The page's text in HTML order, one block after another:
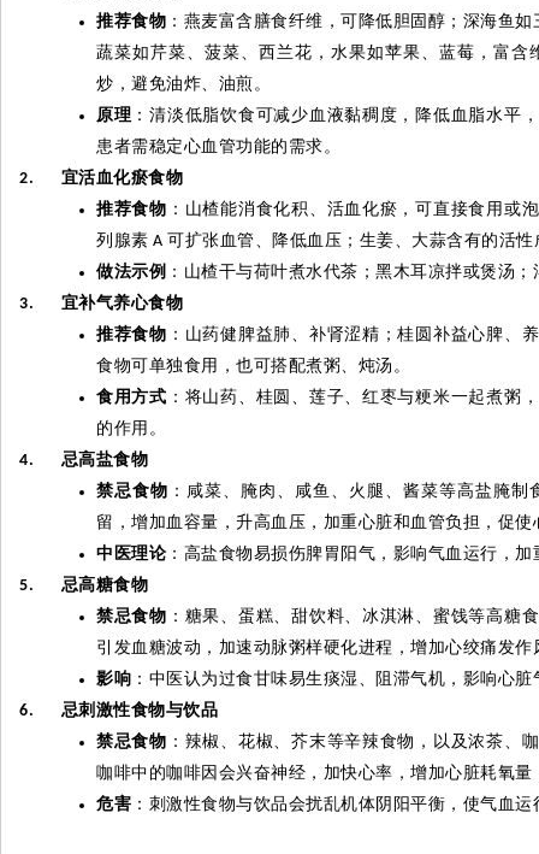
推荐食物 ：燕麦富含膳食纤维，可降低胆固醇；深海鱼
蔬菜如芹菜、菠菜、西兰花，水果如苹果、蓝莓，富
炒，避免油炸、油煎。
原理 ：清淡低脂饮食可减少血液黏稠度，降低血脂水平
患者需稳定心血管功能的需求。
2.
宜活血化瘀食物
推荐食物 ：山楂能消食化积、活血化瘀，可直接食用或
列腺素 A 可扩张血管、降低血压；生姜、大蒜含有的活
做法示例 ：山楂干与荷叶煮水代茶；黑木耳凉拌或煲汤
3.
宜补气养心食物
推荐食物 ：山药健脾益肺、补肾涩精；桂圆补益心脾、
食物可单独食用，也可搭配煮粥、炖汤。
食用方式 ：将山药、桂圆、莲子、红枣与粳米一起煮粥
的作用。
4.
忌高盐食物
禁忌食物 ：咸菜、腌肉、咸鱼、火腿、酱菜等高盐腌
留，增加血容量，升高血压，加重心脏和血管负担，促
中医理论 ：高盐食物易损伤脾胃阳气，影响气血运行，
5.
忌高糖食物
禁忌食物 ：糖果、蛋糕、甜饮料、冰淇淋、蜜饯等高糖
引发血糖波动，加速动脉粥样硬化进程，增加心绞痛发作
影响 ：中医认为过食甘味易生痰湿、阻滞气机，影响心
6.
忌刺激性食物与饮品
禁忌食物 ：辣椒、花椒、芥末等辛辣食物，以及浓茶、
咖啡中的咖啡因会兴奋神经，加快心率，增加心脏耗氧
危害 ：刺激性食物与饮品会扰乱机体阴阳平衡，使气血